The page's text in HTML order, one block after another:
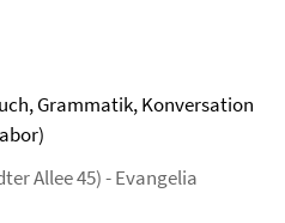
Grammatik, Konversation
Allee 45) - Evangelia